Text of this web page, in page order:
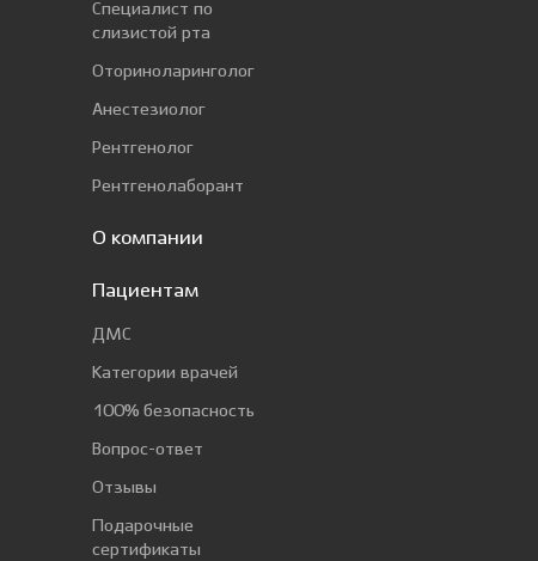
Специалист по
слизистой рта
Оториноларинголог
Анестезиолог
Рентгенолог
Рентгенолаборант
О компании
Пациентам
ДМС
Категории врачей
100% безопасность
Вопрос-ответ
Отзывы
Подарочные
сертификаты